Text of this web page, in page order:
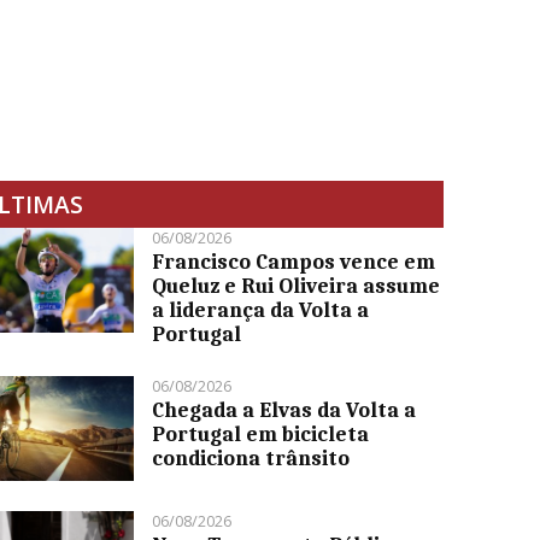
06/08/2026
Francisco Campos vence em
Queluz e Rui Oliveira assume
a liderança da Volta a
Portugal
06/08/2026
Chegada a Elvas da Volta a
Portugal em bicicleta
condiciona trânsito
06/08/2026